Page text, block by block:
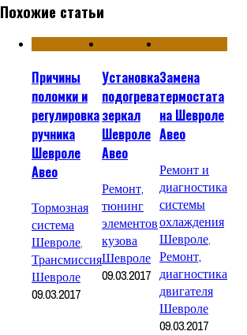
Похожие статьи
Причины
поломки и
регулировка
ручника
Шевроле
Авео
Тормозная
система
Шевроле,
Трансмиссия
Шевроле
09.03.2017
Установка
подогрева
зеркал
Шевроле
Авео
Ремонт,
тюнинг
элементов
кузова
Шевроле
09.03.2017
Замена
термостата
на Шевроле
Авео
Ремонт и
диагностика
системы
охлаждения
Шевроле,
Ремонт,
диагностика
двигателя
Шевроле
09.03.2017